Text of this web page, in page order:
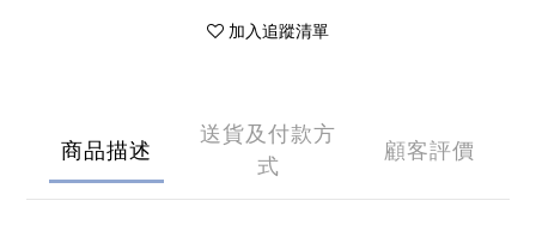
加入追蹤清單
商品描述
送貨及付款方
式
顧客評價